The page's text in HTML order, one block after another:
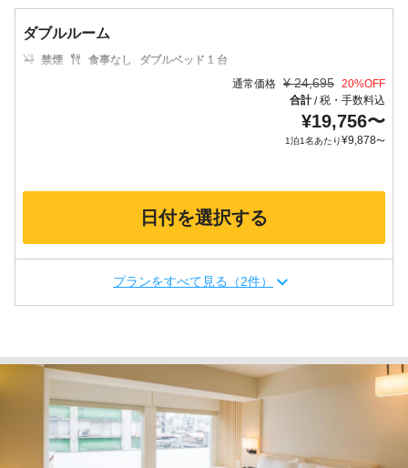
ダブルルーム
禁煙 食事なし
ダブルベッド 1 台
通常価格 ¥ 24,695 20%OFF
合計/税・手数料込
¥19,756〜
1泊1名あたり¥9,878〜
日付を選択する
プランをすべて見る（2件）